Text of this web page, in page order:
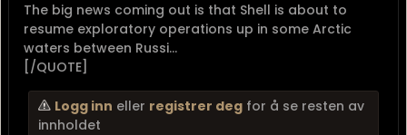
The big news coming out is that Shell is about to
resume exploratory operations up in some Arctic
waters between Russi...
[/QUOTE]
Logg inn eller registrer deg for å se resten av
innholdet